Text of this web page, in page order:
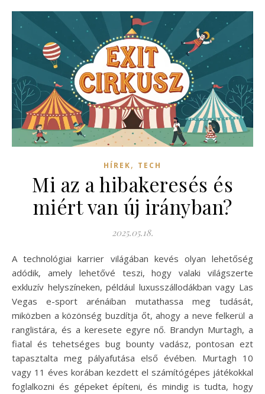
HÍREK, TECH
Mi az a hibakeresés és
miért van új irányban?
2025.05.18.
A technológiai karrier világában kevés olyan lehetőség
adódik, amely lehetővé teszi, hogy valaki világszerte
exkluzív helyszíneken, például luxusszállodákban vagy Las
Vegas e-sport arénáiban mutathassa meg tudását,
miközben a közönség buzdítja őt, ahogy a neve felkerül a
ranglistára, és a keresete egyre nő. Brandyn Murtagh, a
fiatal és tehetséges bug bounty vadász, pontosan ezt
tapasztalta meg pályafutása első évében. Murtagh 10
vagy 11 éves korában kezdett el számítógépes játékokkal
foglalkozni és gépeket építeni, és mindig is tudta, hogy